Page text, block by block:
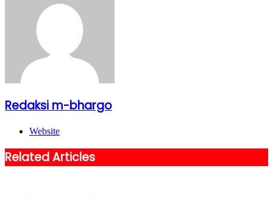
Redaksi m-bhargo
Website
Related Articles